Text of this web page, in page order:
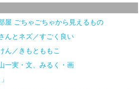
屋 ごちゃごちゃから見えるもの
んとネズ／すごく良い
ん／きもとももこ
一実・文、みるく・画